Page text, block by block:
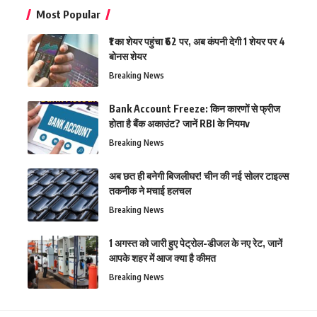
Most Popular
₹1 का शेयर पहुंचा ₹62 पर, अब कंपनी देगी 1 शेयर पर 4
बोनस शेयर
Breaking News
Bank Account Freeze: किन कारणों से फ्रीज
होता है बैंक अकाउंट? जानें RBI के नियमv
Breaking News
अब छत ही बनेगी बिजलीघर! चीन की नई सोलर टाइल्स
तकनीक ने मचाई हलचल
Breaking News
1 अगस्त को जारी हुए पेट्रोल-डीजल के नए रेट, जानें
आपके शहर में आज क्या है कीमत
Breaking News